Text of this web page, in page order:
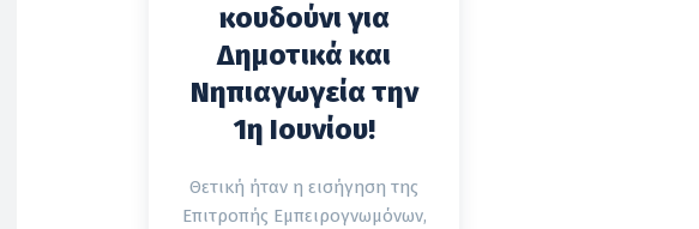
κουδούνι για
Δημοτικά και
Νηπιαγωγεία την
1η Ιουνίου!
Θετική ήταν η εισήγηση της
Επιτροπής Εμπειρογνωμόνων,